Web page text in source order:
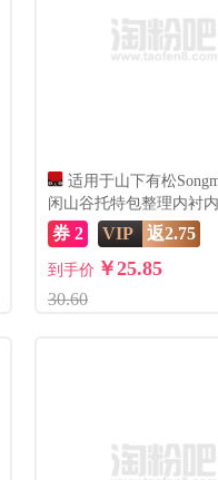
适用于山下有松
闲山谷托特包整理内衬
撑包
券 2 VIP 返2.75
到手价 ￥25.85
30.60